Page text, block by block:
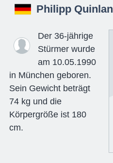
Philipp Quinlan
Der 36-jährige
Stürmer wurde
am 10.05.1990
in München geboren.
Sein Gewicht beträgt
74 kg und die
Körpergröße ist 180
cm.